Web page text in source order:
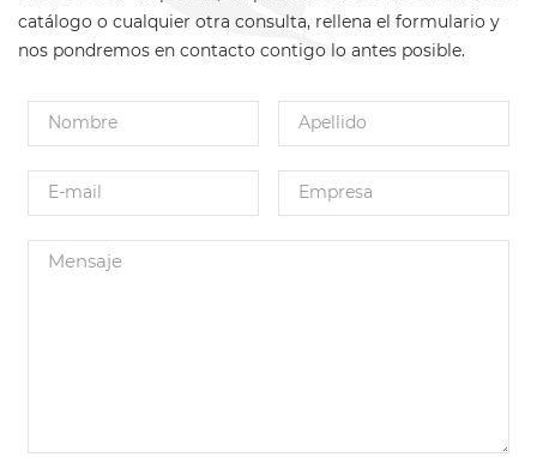
catálogo o cualquier otra consulta, rellena el formulario y
nos pondremos en contacto contigo lo antes posible.